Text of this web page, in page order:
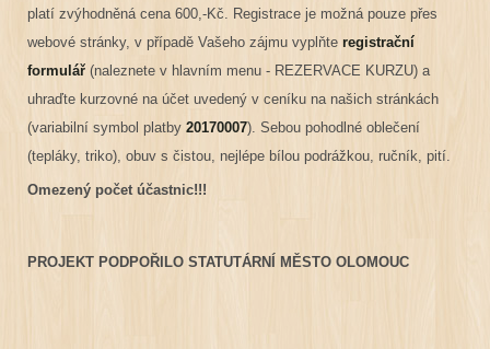
platí zvýhodněná cena 600,-Kč. Registrace je možná pouze přes
webové stránky, v případě Vašeho zájmu vyplňte registrační
formulář(naleznete v hlavním menu - REZERVACE KURZU) a
uhraďte kurzovné na účet uvedený v ceníku na našich stránkách
(variabilní symbol platby 20170007). Sebou pohodlné oblečení
(tepláky, triko), obuv s čistou, nejlépe bílou podrážkou, ručník, pití.
Omezený počet účastnic!!!
PROJEKT PODPOŘILO STATUTÁRNÍ MĚSTO OLOMOUC